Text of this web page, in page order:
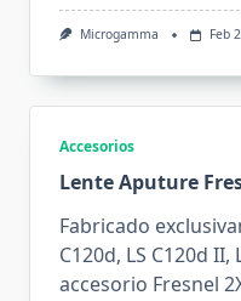
Microgamma Feb
Accesorios
Lente Aputure
Fabricado
C120d, LS C120d II,
accesorio Fresnel